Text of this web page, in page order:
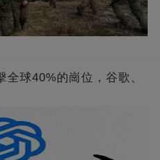
球40%的崗位，谷歌、